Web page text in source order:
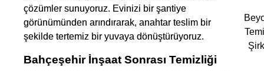
çözümler sunuyoruz. Evinizi bir şantiye
görünümünden arındırarak, anahtar teslim bir
şekilde tertemiz bir yuvaya dönüştürüyoruz.
Bahçeşehir İnşaat Sonrası Temizliği